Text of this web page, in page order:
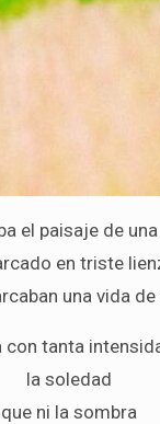
el paisaje de
en triste
una vida
con tanta
la soledad
que ni la sombra